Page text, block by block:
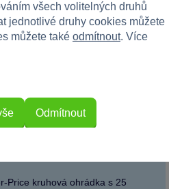
Price kruhová ohrádka s 25
všech volitelných druhů
jednotlivé druhy cookies můžete
můžete také odmítnout. Více
Odmítnout